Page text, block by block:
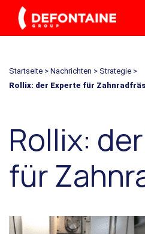
Startseite > Nachrichten > Strategie >
Rollix: der Experte für
Rollix:
für